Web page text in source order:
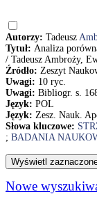
Autorzy: Tadeusz
Tytuł: Analiza
/ Tadeusz Ambroży,
Źródło: Zeszyt
Uwagi: 10 ryc.
Uwagi: Bibliogr. s.
Język: POL
Język: Zesz. Nauk.
Słowa kluczowe:
; BADANIA
Nowe